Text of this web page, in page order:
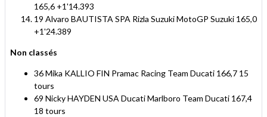
165,6 +1'14.393
19 Alvaro BAUTISTA SPA Rizla Suzuki MotoGP Suzuki 165,0
+1'24.389
Non classés
36 Mika KALLIO FIN Pramac Racing Team Ducati 166,7 15
tours
69 Nicky HAYDEN USA Ducati Marlboro Team Ducati 167,4
18 tours